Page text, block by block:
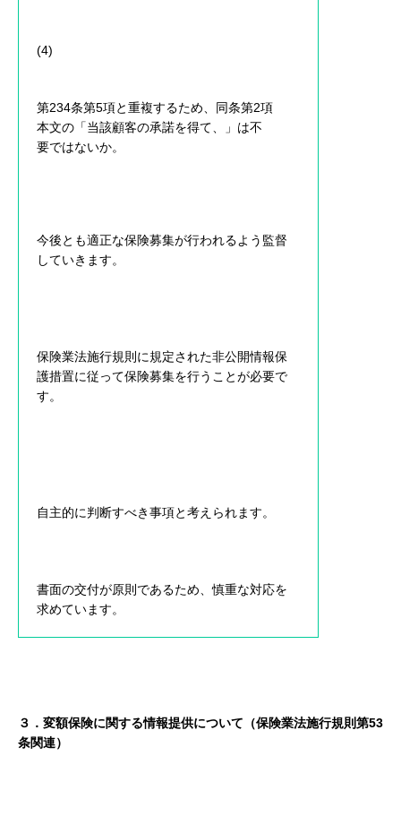
(4)
第234条第5項と重複するため、同条第2項
本文の「当該顧客の承諾を得て、」は不
要ではないか。
今後とも適正な保険募集が行われるよう監督
していきます。
保険業法施行規則に規定された非公開情報保
護措置に従って保険募集を行うことが必要で
す。
自主的に判断すべき事項と考えられます。
書面の交付が原則であるため、慎重な対応を
求めています。
３．変額保険に関する情報提供について（保険業法施行規則第53
条関連）